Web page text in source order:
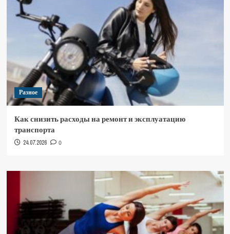
Разное
Как снизить расходы на ремонт и эксплуатацию
транспорта
24.07.2026 0